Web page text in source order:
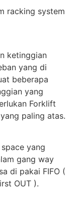
racking system
ketinggian
yang di
beberapa
yang
Forklift
paling atas.
yang
gang way
di pakai FIFO (
OUT ).